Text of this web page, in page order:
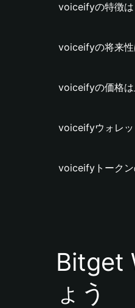
voiceifyの特徴は
voiceifyの将来性
voiceifyの価格は
voiceifyウォレッ
voiceifyトークン
Bitget
ょう